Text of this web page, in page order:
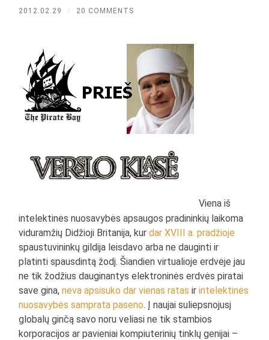
2012.02.29 / 20 COMMENTS
Viena iš
intelektinės nuosavybės apsaugos pradininkių laikoma
viduramžių Didžioji Britanija, kurdar XVIII a. pradžioje
spaustuvininkų gildija leisdavo arba ne dauginti ir
platinti spausdintą žodį. Šiandien virtualioje erdvėje jau
ne tik žodžius dauginantys elektroninės erdvės piratai
save gina,neva apsisuko dar vienas ratas irintelektinės
nuosavybės samprata paseno. Į naujai suliepsnojusį
globalų ginčą savo noru veliasi ne tik stambios
korporacijos ar pavieniai kompiuterinių tinklų genijai –